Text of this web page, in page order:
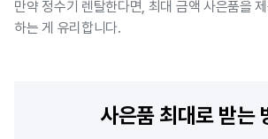
만약 정수기 렌탈한다면, 최대 금액 사은품을
하는 게 유리합니다.
사은품 최대로 받는